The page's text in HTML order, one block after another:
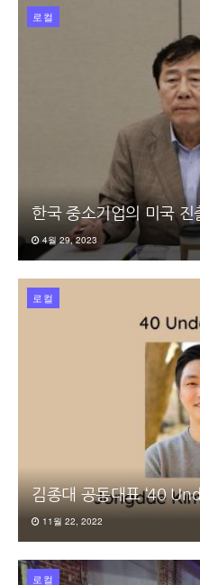
로컬
한국 중소기업의 미국 진
4월 29, 2023
로컬
김종대 공동대표 ‘40
11월 22, 2022
로컬